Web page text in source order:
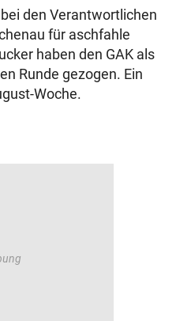
den Verantwortlichen
für aschfahle
haben den GAK als
Runde gezogen. Ein
Woche.